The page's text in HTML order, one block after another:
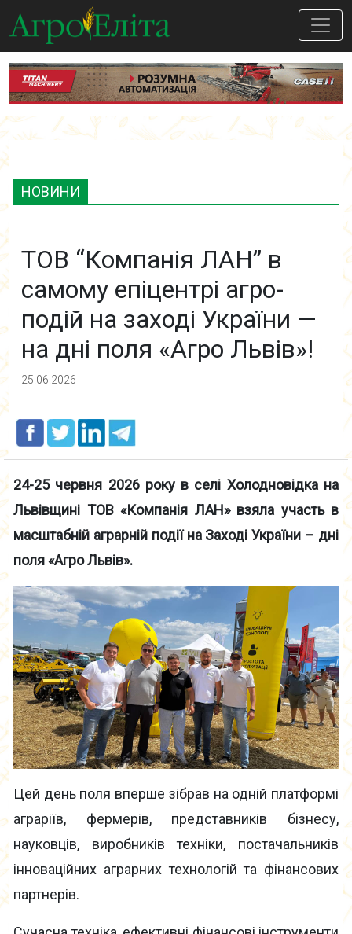
НОВИНИ
ТОВ “Компанія ЛАН” в
самому епіцентрі агро-
подій на заході України —
на дні поля «Агро Львів»!
25.06.2026
24-25 червня 2026 року в селі Холодновідка на
Львівщині ТОВ «Компанія ЛАН» взяла участь в
масштабній аграрній події на Заході України – дні
поля «Агро Львів».
Цей день поля вперше зібрав на одній платформі
аграріїв, фермерів, представників бізнесу,
науковців, виробників техніки, постачальників
інноваційних аграрних технологій та фінансових
партнерів.